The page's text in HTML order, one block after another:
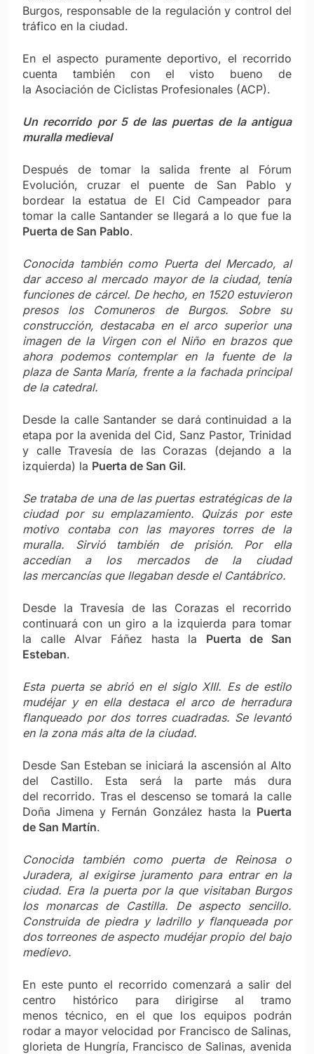
Burgos, responsable de la regulación y control del
tráfico en la ciudad.
En el aspecto puramente deportivo, el recorrido
cuenta también con el visto bueno de
la Asociación de Ciclistas Profesionales (ACP).
Un recorrido por 5 de las puertas de la antigua
muralla medieval
Después de tomar la salida frente al Fórum
Evolución, cruzar el puente de San Pablo y
bordear la estatua de El Cid Campeador para
tomar la calle Santander se llegará a lo que fue la
Puerta de San Pablo.
Conocida también como Puerta del Mercado, al
dar acceso al mercado mayor de la ciudad, tenía
funciones de cárcel. De hecho, en 1520 estuvieron
presos los Comuneros de Burgos. Sobre su
construcción, destacaba en el arco superior una
imagen de la Virgen con el Niño en brazos que
ahora podemos contemplar en la fuente de la
plaza de Santa María, frente a la fachada principal
de la catedral.
Desde la calle Santander se dará continuidad a la
etapa por la avenida del Cid, Sanz Pastor, Trinidad
y calle Travesía de las Corazas (dejando a la
izquierda) la Puerta de San Gil.
Se trataba de una de las puertas estratégicas de la
ciudad por su emplazamiento. Quizás por este
motivo contaba con las mayores torres de la
muralla. Sirvió también de prisión. Por ella
accedían a los mercados de la ciudad
las mercancías que llegaban desde el Cantábrico.
Desde la Travesía de las Corazas el recorrido
continuará con un giro a la izquierda para tomar
la calle Alvar Fáñez hasta la Puerta de San
Esteban.
Esta puerta se abrió en el siglo XIII. Es de estilo
mudéjar y en ella destaca el arco de herradura
flanqueado por dos torres cuadradas. Se levantó
en la zona más alta de la ciudad.
Desde San Esteban se iniciará la ascensión al Alto
del Castillo. Esta será la parte más dura
del recorrido. Tras el descenso se tomará la calle
Doña Jimena y Fernán González hasta la Puerta
de San Martín.
Conocida también como puerta de Reinosa o
Juradera, al exigirse juramento para entrar en la
ciudad. Era la puerta por la que visitaban Burgos
los monarcas de Castilla. De aspecto sencillo.
Construida de piedra y ladrillo y flanqueada por
dos torreones de aspecto mudéjar propio del bajo
medievo.
En este punto el recorrido comenzará a salir del
centro histórico para dirigirse al tramo
menos técnico, en el que los equipos podrán
rodar a mayor velocidad por Francisco de Salinas,
glorieta de Hungría, Francisco de Salinas, avenida